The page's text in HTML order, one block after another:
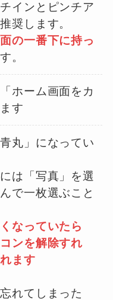
インとピンチア
奨します。
の一番下に持っ
。
ホーム画面をカ
す
丸」になってい
は「写真」を選
で一枚選ぶこと
なっていたら
ンを解除すれ
ます
れてしまった